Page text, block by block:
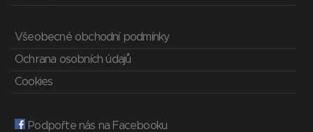
Všeobecné obchodní podmínky
Ochrana osobních údajů
Cookies
Podpořte nás na Facebooku